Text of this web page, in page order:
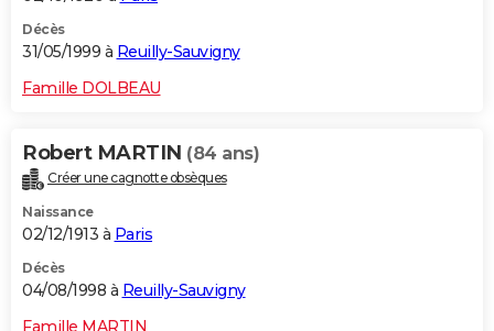
Décès
31/05/1999 à Reuilly-Sauvigny
Famille DOLBEAU
Robert MARTIN (84 ans)
Créer une cagnotte obsèques
Naissance
02/12/1913 à Paris
Décès
04/08/1998 à Reuilly-Sauvigny
Famille MARTIN